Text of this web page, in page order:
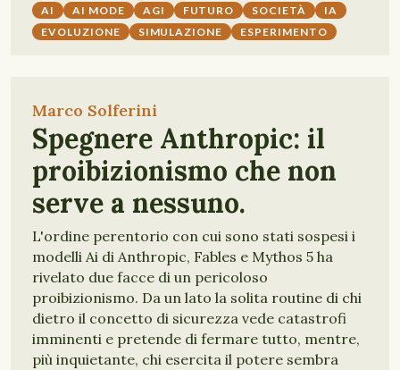
AI AI MODE AGI FUTURO SOCIETÀ
IA
EVOLUZIONE
SIMULAZIONE ESPERIMENTO
Marco Solferini
Spegnere Anthropic: il
proibizionismo che non
serve a nessuno.
L'ordine perentorio con cui sono stati sospesi i
modelli Ai di Anthropic, Fables e Mythos 5 ha
rivelato due facce di un pericoloso
proibizionismo. Da un lato la solita routine di chi
dietro il concetto di sicurezza vede catastrofi
imminenti e pretende di fermare tutto, mentre,
più inquietante, chi esercita il potere sembra